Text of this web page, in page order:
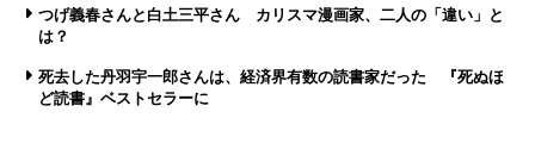
つげ義春さんと白土三平さん カリスマ漫画家、二人の「違い」と
は？
死去した丹羽宇一郎さんは、経済界有数の読書家だった 『死ぬほ
ど読書』ベストセラーに